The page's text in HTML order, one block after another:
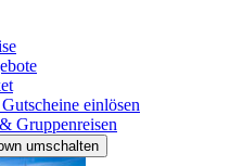
einlösen
Gruppenreisen
umschalten